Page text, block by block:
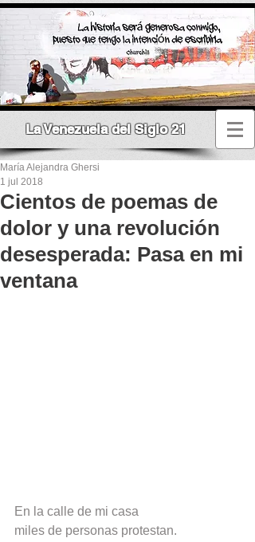
La Venezuela del Siglo 21
Cientos de poemas de
dolor y una revolución
desesperada: Pasa en mi
ventana
María Alejandra Ghersi
1 jul 2018
En la calle de mi casa
miles de personas protestan.